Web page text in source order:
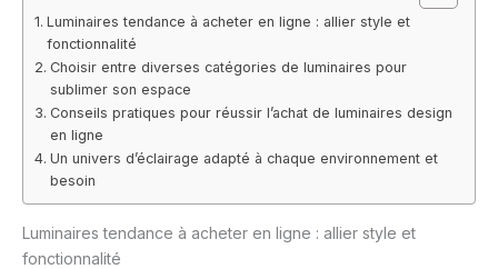
Luminaires tendance à acheter en ligne : allier style et
fonctionnalité
Choisir entre diverses catégories de luminaires pour
sublimer son espace
Conseils pratiques pour réussir l’achat de luminaires design
en ligne
Un univers d’éclairage adapté à chaque environnement et
besoin
Luminaires tendance à acheter en ligne : allier style et
fonctionnalité